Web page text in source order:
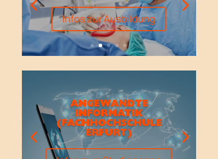
Infos zur Ausbildung
ANGEWANDTE
INFORMATIK
(FACHHOCHSCHULE
ERFURT)